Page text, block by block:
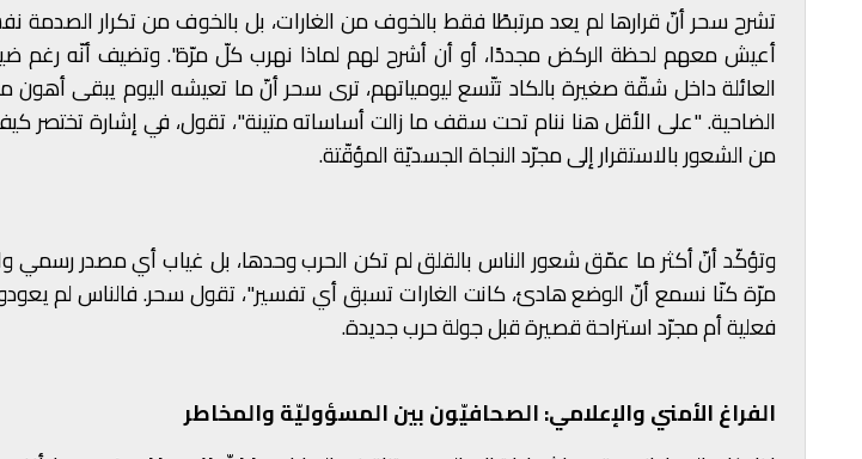
تشرح سحر أنّ قرارها لم يعد مرتبطًا فقط بالخوف من الغارات، بل بالخوف من تكرار الصدمة
أعيش معهم لحظة الركض مجددًا، أو أن أشرح لهم لماذا نهرب كلّ مرّة". وتضيف أنّه رغم
العائلة داخل شقّة صغيرة بالكاد تتّسع ليومياتهم، ترى سحر أنّ ما تعيشه اليوم يبقى
الضاحية. "على الأقل هنا ننام تحت سقف ما زالت أساساته متينة"، تقول، في إشارة تختصر
من الشعور بالاستقرار إلى مجرّد النجاة الجسديّة المؤقّتة.
وتؤكّد أنّ أكثر ما عمّق شعور الناس بالقلق لم تكن الحرب وحدها، بل غياب أي مصدر رسمي
مرّة كنّا نسمع أنّ الوضع هادئ، كانت الغارات تسبق أي تفسير"، تقول سحر. فالناس لم
فعلية أم مجرّد استراحة قصيرة قبل جولة حرب جديدة.
الفراغ الأمني والإعلامي: الصحافيّون بين المسؤوليّة والمخاطر